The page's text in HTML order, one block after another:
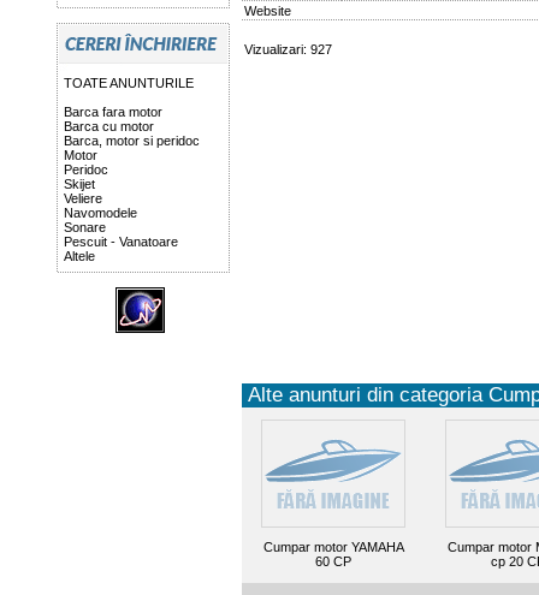
TOATE ANUNTURILE
Barca fara motor
Barca cu motor
Barca, motor si peridoc
Motor
Peridoc
Skijet
Veliere
Navomodele
Sonare
Pescuit - Vanatoare
Altele
Website
Vizualizari: 927
Alte anunturi din categoria
Cumpar motor YAMAHA
60 CP
Cumpar motor
cp 20